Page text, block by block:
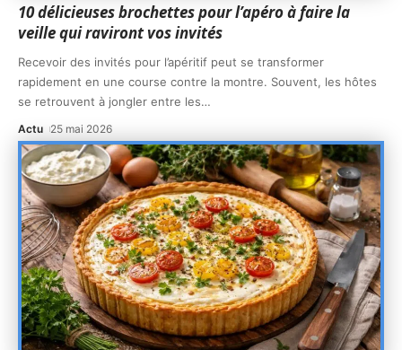
10 délicieuses brochettes pour l’apéro à faire la
veille qui raviront vos invités
Recevoir des invités pour l’apéritif peut se transformer
rapidement en une course contre la montre. Souvent, les hôtes
se retrouvent à jongler entre les…
Actu 25 mai 2026